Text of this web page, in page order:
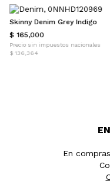
Skinny Denim Grey Indigo
$ 165,000
Precio sin impuestos nacionales
$ 136,364
En